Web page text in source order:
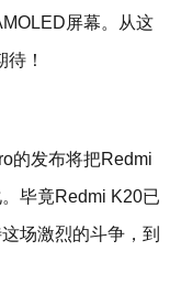
屏幕。从这
！
的发布将把Redmi
毕竟Redmi K20已
场激烈的斗争，到